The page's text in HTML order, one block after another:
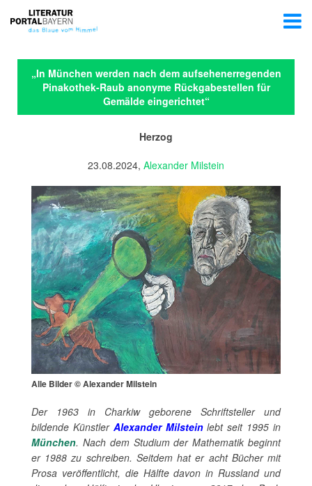
„In München werden nach dem aufsehenerregenden
Pinakothek-Raub anonyme Rückgabestellen für
Gemälde eingerichtet“
Herzog
23.08.2024, Alexander Milstein
Alle Bilder © Alexander Milstein
Der 1963 in Charkiw geborene Schriftsteller und
bildende Künstler Alexander Milsteinlebt seit 1995 in
München. Nach dem Studium der Mathematik beginnt
er 1988 zu schreiben. Seitdem hat er acht Bücher mit
Prosa veröffentlicht, die Hälfte davon in Russland und